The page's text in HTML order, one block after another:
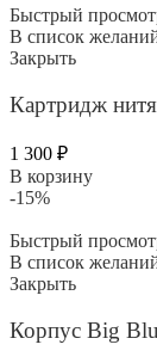
970 ₽.
Быстрый
В список
Закрыть
Картридж
1 300 ₽
В корзину
-15%
Быстрый
В список
Закрыть
Корпус Big